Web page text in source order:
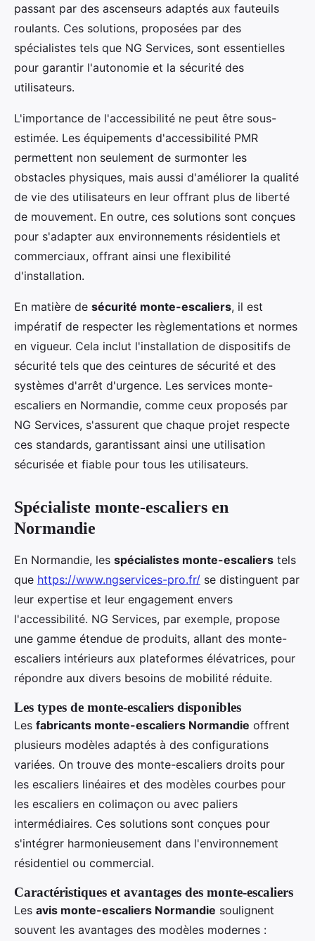
passant par des ascenseurs adaptés aux fauteuils
roulants. Ces solutions, proposées par des
spécialistes tels que NG Services, sont essentielles
pour garantir l'autonomie et la sécurité des
utilisateurs.
L'importance de l'accessibilité ne peut être sous-
estimée. Les équipements d'accessibilité PMR
permettent non seulement de surmonter les
obstacles physiques, mais aussi d'améliorer la qualité
de vie des utilisateurs en leur offrant plus de liberté
de mouvement. En outre, ces solutions sont conçues
pour s'adapter aux environnements résidentiels et
commerciaux, offrant ainsi une flexibilité
d'installation.
En matière de sécurité monte-escaliers, il est
impératif de respecter les règlementations et normes
en vigueur. Cela inclut l'installation de dispositifs de
sécurité tels que des ceintures de sécurité et des
systèmes d'arrêt d'urgence. Les services monte-
escaliers en Normandie, comme ceux proposés par
NG Services, s'assurent que chaque projet respecte
ces standards, garantissant ainsi une utilisation
sécurisée et fiable pour tous les utilisateurs.
Spécialiste monte-escaliers en
Normandie
En Normandie, les spécialistes monte-escaliers tels
que https://www.ngservices-pro.fr/ se distinguent par
leur expertise et leur engagement envers
l'accessibilité. NG Services, par exemple, propose
une gamme étendue de produits, allant des monte-
escaliers intérieurs aux plateformes élévatrices, pour
répondre aux divers besoins de mobilité réduite.
Les types de monte-escaliers disponibles
Les fabricants monte-escaliers Normandie offrent
plusieurs modèles adaptés à des configurations
variées. On trouve des monte-escaliers droits pour
les escaliers linéaires et des modèles courbes pour
les escaliers en colimaçon ou avec paliers
intermédiaires. Ces solutions sont conçues pour
s'intégrer harmonieusement dans l'environnement
résidentiel ou commercial.
Caractéristiques et avantages des monte-escaliers
Les avis monte-escaliers Normandie soulignent
souvent les avantages des modèles modernes :